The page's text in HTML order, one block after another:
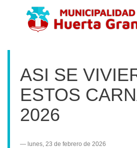
ASI SE
ESTOS
2026
lunes, 23 de febrero de 2026